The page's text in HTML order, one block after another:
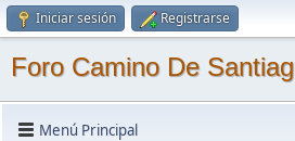
Iniciar sesión Registrarse
Foro Camino De
Menú Principal